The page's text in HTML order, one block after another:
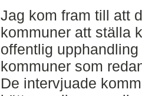
Jag kom fram till att
kommuner att ställa
offentlig
kommuner som
De intervjuade